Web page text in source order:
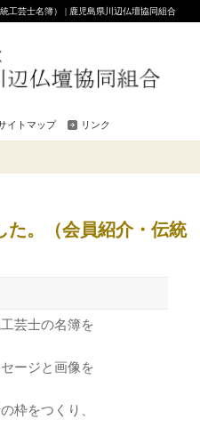
工芸士名簿） | 鹿児島県川辺仏壇協同組合
イトマップ リンク
芸士の名簿を
ージと画像を
枠をつくり、